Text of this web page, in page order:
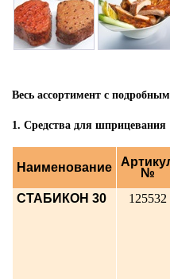
Весь ассортимент с
1. Cредства для шприцевания
Наименование
№
СТАБИКОН 30
125532